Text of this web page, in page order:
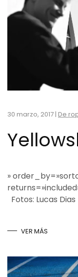
30 marzo, 2017 | De
»
Fotos: Lucas
VER MÁS